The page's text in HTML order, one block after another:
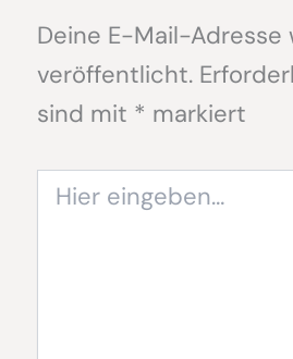
Deine E-Mail-
veröffentlicht.
sind mit * markiert
eingeben…